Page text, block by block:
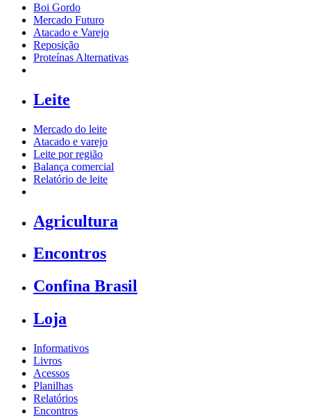
Boi Gordo
Mercado Futuro
Atacado e Varejo
Reposição
Proteínas Alternativas
Leite
Mercado do leite
Atacado e varejo
Leite por região
Balança comercial
Relatório de leite
Agricultura
Encontros
Confina Brasil
Loja
Informativos
Livros
Acessos
Planilhas
Relatórios
Encontros